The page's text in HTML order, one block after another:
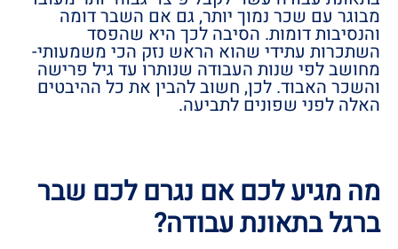
מבוגר עם שכר נמוך יותר, גם אם השבר דומה
והנסיבות דומות. הסיבה לכך היא שהפסד
השתכרות עתידי שהוא הראש נזק הכי משמעותי-
מחושב לפי שנות העבודה שנותרו עד גיל פרישה
והשכר האבוד. לכן, חשוב להבין את כל ההיבטים
האלה לפני שפונים לתביעה.
מה מגיע לכם אם נגרם לכם שבר
ברגל בתאונת עבודה?